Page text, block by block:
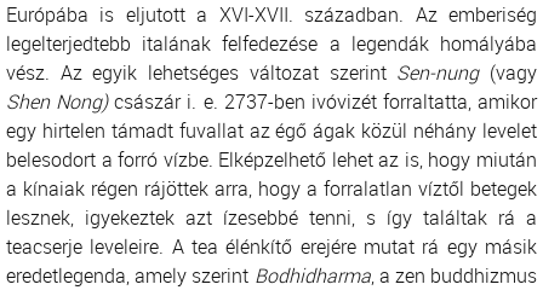
Európába is eljutott a XVI-XVII. században. Az emberiség
legelterjedtebb italának felfedezése a legendák homályába
vész. Az egyik lehetséges változat szerint Sen-nung(vagy
Shen Nong)császár i. e. 2737-ben ivóvizét forraltatta, amikor
egy hirtelen támadt fuvallat az égő ágak közül néhány levelet
belesodort a forró vízbe. Elképzelhető lehet az is, hogy miután
a kínaiak régen rájöttek arra, hogy a forralatlan víztől betegek
lesznek, igyekeztek azt ízesebbé tenni, s így találtak rá a
teacserje leveleire. A tea élénkítő erejére mutat rá egy másik
eredetlegenda, amely szerint Bodhidharma, a zen buddhizmus